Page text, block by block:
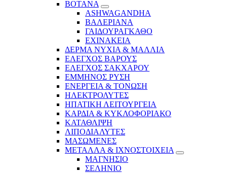
ΒΟΤΑΝΑ
ASHWAGANDHA
ΒΑΛΕΡΙΑΝΑ
ΓΑΙΔΟΥΡΑΓΚΑΘΟ
ΕΧΙΝΑΚΕΙΑ
ΔΕΡΜΑ ΝΥΧΙΑ & ΜΑΛΛΙΑ
ΕΛΕΓΧΟΣ ΒΑΡΟΥΣ
ΕΛΕΓΧΟΣ ΣΑΚΧΑΡΟΥ
ΕΜΜΗΝΟΣ ΡΥΣΗ
ΕΝΕΡΓΕΙΑ & ΤΟΝΩΣΗ
ΗΛΕΚΤΡΟΛΥΤΕΣ
ΗΠΑΤΙΚΗ ΛΕΙΤΟΥΡΓΕΙΑ
ΚΑΡΔΙΑ & ΚΥΚΛΟΦΟΡΙΑΚΟ
ΚΑΤΑΘΛΙΨΗ
ΛΙΠΟΔΙΑΛΥΤΕΣ
ΜΑΣΩΜΕΝΕΣ
ΜΕΤΑΛΛΑ & ΙΧΝΟΣΤΟΙΧΕΙΑ
ΜΑΓΝΗΣΙΟ
ΣΕΛΗΝΙΟ